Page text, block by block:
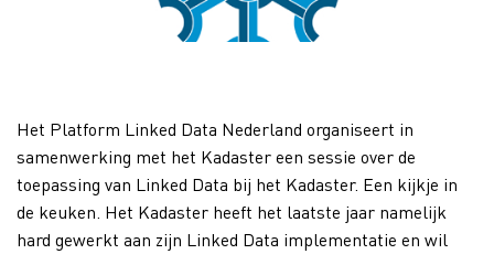
Het Platform Linked Data Nederland organiseert in
samenwerking met het Kadaster een sessie over de
toepassing van Linked Data bij het Kadaster. Een kijkje in
de keuken. Het Kadaster heeft het laatste jaar namelijk
hard gewerkt aan zijn Linked Data implementatie en wil